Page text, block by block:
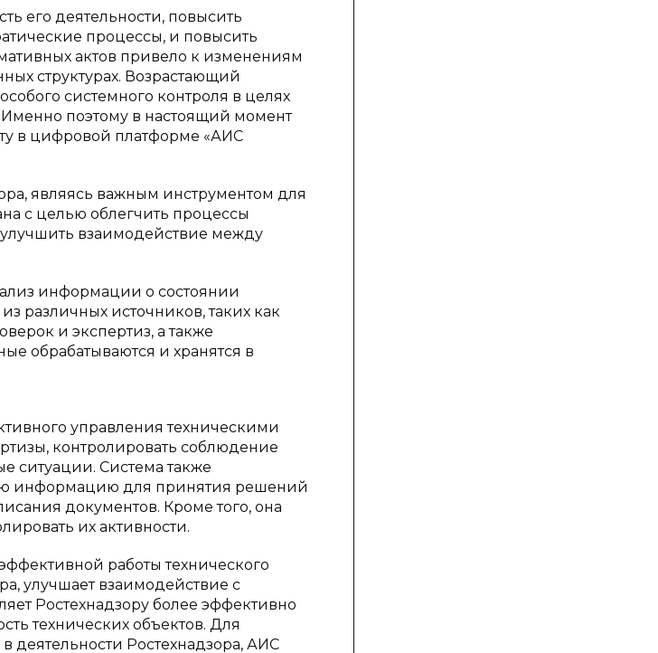
его деятельности, повысить
процессы, и повысить
актов привело к изменениям
структурах. Возрастающий
системного контроля в целях
поэтому в настоящий момент
в цифровой платформе «АИС
являясь важным инструментом для
с целью облегчить процессы
улучшить взаимодействие между
информации о состоянии
различных источников, таких как
и экспертиз, а также
обрабатываются и хранятся в
управления техническими
контролировать соблюдение
ситуации. Система также
информацию для принятия решений
документов. Кроме того, она
их активности.
работы технического
улучшает взаимодействие с
Ростехнадзору более эффективно
технических объектов. Для
деятельности Ростехнадзора, АИС